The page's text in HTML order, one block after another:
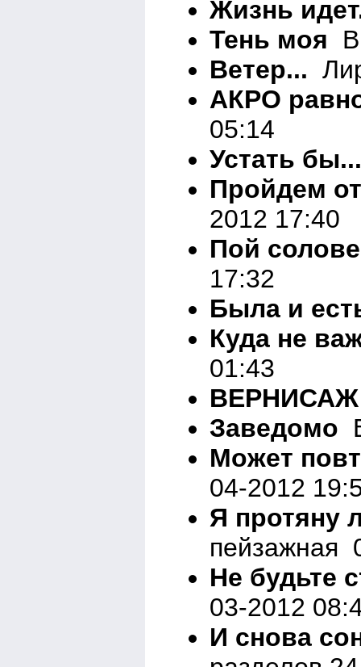
Жизнь
Тень моя
Ветер...
АКРО
05:14
Устать бы...
Пройдем
2012 17:40
Пой
17:32
Была и
Куда не
01:43
ВЕРНИСАЖ
Заведомо
Может
04-2012
Я протяну
пейзажная
Не будьте
03-2012
И снова